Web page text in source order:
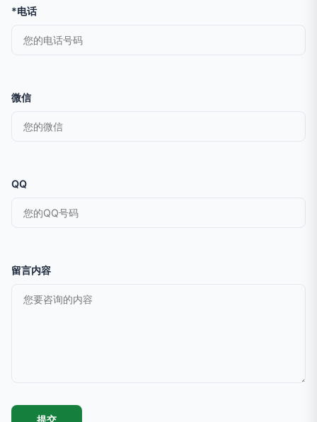
*电话
微信
QQ
留言内容